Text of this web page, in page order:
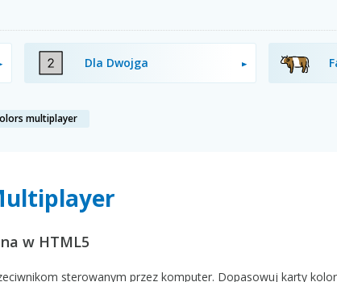
Dla Dwojga
multiplayer
w HTML5
sterowanym przez komputer. Dopasowuj karty